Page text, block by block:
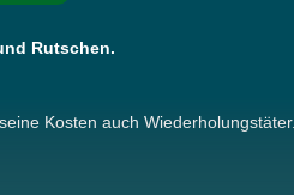
Rutschen.
Kosten auch Wiederholungstäter.